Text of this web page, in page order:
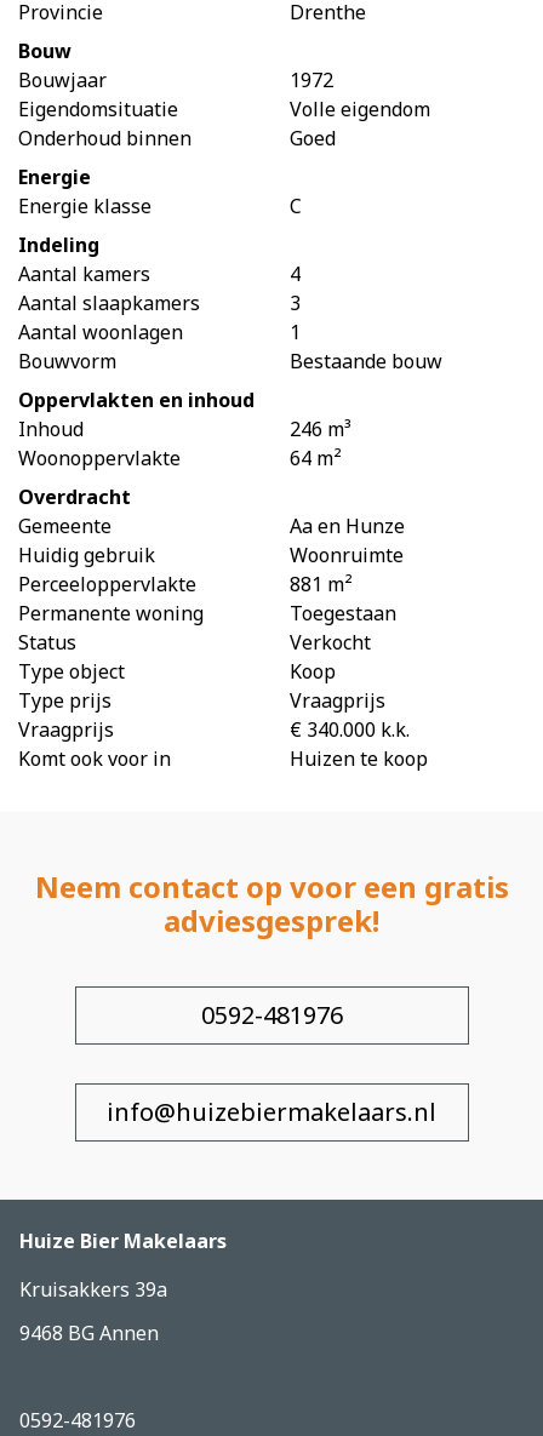
Voor diegene die permanent willen genieten van de
natuur in het mooie Drenthe is deze goed onderhouden
bungalow een buitenkans.
Provincie
Drenthe
Bouw
Bouwjaar
1972
Eigendomsituatie
Volle eigendom
Onderhoud binnen
Goed
Energie
Energie klasse
C
Indeling
Aantal kamers
4
Aantal slaapkamers
3
Aantal woonlagen
1
Bouwvorm
Bestaande bouw
Oppervlakten en inhoud
Inhoud
246 m³
Woonoppervlakte
64 m²
Overdracht
Gemeente
Aa en Hunze
Huidig gebruik
Woonruimte
Perceeloppervlakte
881 m²
Permanente woning
Toegestaan
Status
Verkocht
Type object
Koop
Type prijs
Vraagprijs
Vraagprijs
€ 340.000 k.k.
Komt ook voor in
Huizen te koop
Neem contact op voor een gratis
adviesgesprek!
0592-481976
info@huizebiermakelaars.nl
Huize Bier Makelaars
Kruisakkers 39a
9468 BG Annen
0592-481976